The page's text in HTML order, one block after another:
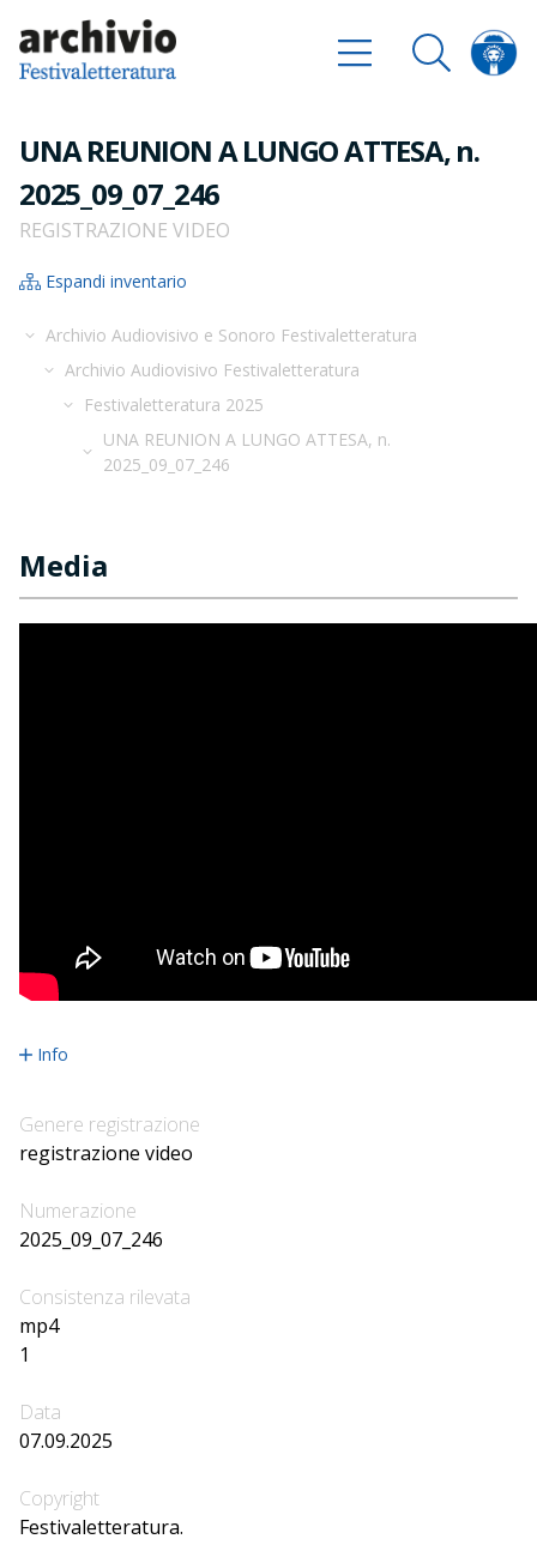
UNA REUNION A LUNGO ATTESA, n.
2025_09_07_246
REGISTRAZIONE VIDEO
Espandi inventario
Archivio Audiovisivo e Sonoro Festivaletteratura
Archivio Audiovisivo Festivaletteratura
Festivaletteratura 2025
UNA REUNION A LUNGO ATTESA, n.
2025_09_07_246
Media
Info
Genere registrazione
registrazione video
Numerazione
2025_09_07_246
Consistenza rilevata
mp4
1
Data
07.09.2025
Copyright
Festivaletteratura.